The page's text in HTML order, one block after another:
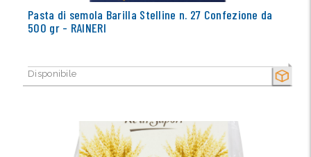
SECCO
Pasta di semola Barilla Stelline n. 27 Confezione da
500 gr - RAINERI
Disponibile